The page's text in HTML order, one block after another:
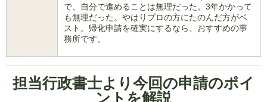
で、自分で進めることは無理だった。3年かかって
も無理だった。やはりプロの方にたのんだ方がベ
スト。帰化申請を確実にするなら、おすすめの事
務所です。
担当行政書士より今回の申請のポイ
ントを解説